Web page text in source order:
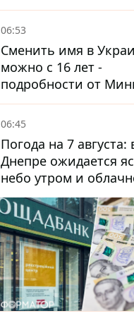
06:53
Сменить имя в
можно с 16 лет -
подробности от
06:45
Погода на 7 августа:
Днепре ожидается
небо утром и
после обеда